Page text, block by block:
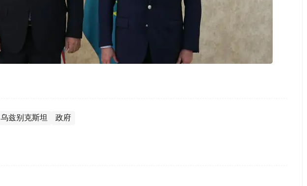
乌兹别克斯坦 政府